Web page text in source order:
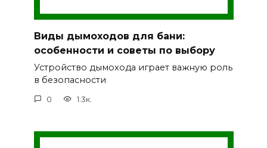
Виды дымоходов для бани:
особенности и советы по выбору
Устройство дымохода играет важную роль
в безопасности
0 1.3к.